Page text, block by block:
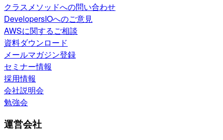
クラスメソッドへの問い合わせ
DevelopersIOへのご意見
AWSに関するご相談
資料ダウンロード
メールマガジン登録
セミナー情報
採用情報
会社説明会
勉強会
運営会社